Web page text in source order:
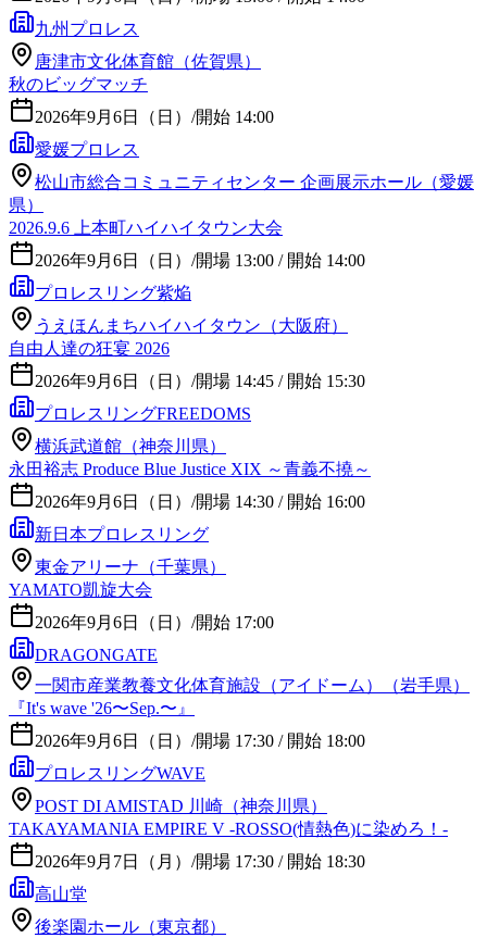
九州プロレス
唐津市文化体育館（佐賀県）
秋のビッグマッチ
2026年9月6日（日） /開始 14:00
愛媛プロレス
松山市総合コミュニティセンター 企画展示ホール（愛媛
県）
2026.9.6 上本町ハイハイタウン大会
2026年9月6日（日） /開場 13:00 / 開始 14:00
プロレスリング紫焔
うえほんまちハイハイタウン（大阪府）
自由人達の狂宴 2026
2026年9月6日（日） /開場 14:45 / 開始 15:30
プロレスリングFREEDOMS
横浜武道館（神奈川県）
永田裕志 Produce Blue Justice XIX ～青義不撓～
2026年9月6日（日） /開場 14:30 / 開始 16:00
新日本プロレスリング
東金アリーナ（千葉県）
YAMATO凱旋大会
2026年9月6日（日） /開始 17:00
DRAGONGATE
一関市産業教養文化体育施設（アイドーム）（岩手県）
『It's wave '26〜Sep.〜』
2026年9月6日（日） /開場 17:30 / 開始 18:00
プロレスリングWAVE
POST DI AMISTAD 川崎（神奈川県）
TAKAYAMANIA EMPIRE V -ROSSO(情熱色)に染めろ！-
2026年9月7日（月） /開場 17:30 / 開始 18:30
高山堂
後楽園ホール（東京都）